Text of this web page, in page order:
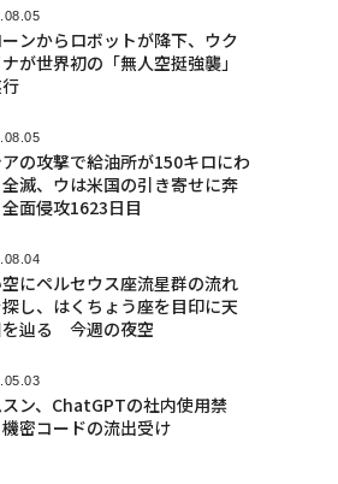
ーンからロボットが降下、ウク
が世界初の「無人空挺強襲」
アの攻撃で給油所が150キロにわ
滅、ウは米国の引き寄せに奔
面侵攻1623日目
にペルセウス座流星群の流れ
し、はくちょう座を目印に天
を辿る 今週の夜空
ン、ChatGPTの社内使用禁
密コードの流出受け